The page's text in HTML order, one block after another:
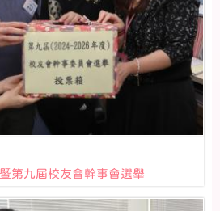
第九屆校友會幹事會選舉